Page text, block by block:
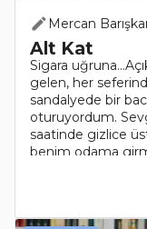
Mercan
Alt Kat
Sigara
gelen, her
sandalyede bir
oturuyordum.
saatinde gizlice
benim odama